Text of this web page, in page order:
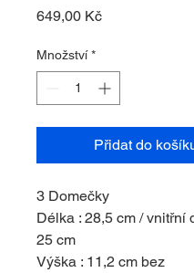
649,00 KčCena
Množství *
Přidat do
3 Domečky
Délka : 28,5 cm / vnitřní
25 cm
Výška : 11,2 cm bez